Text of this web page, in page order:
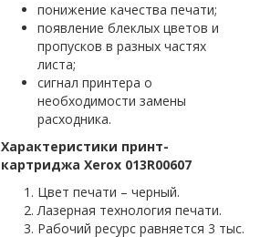
понижение качества печати;
появление блеклых цветов и
пропусков в разных частях
листа;
сигнал принтера о
необходимости замены
расходника.
Характеристики принт-
картриджа Xerox 013R00607
Цвет печати – черный.
Лазерная технология печати.
Рабочий ресурс равняется 3 тыс.